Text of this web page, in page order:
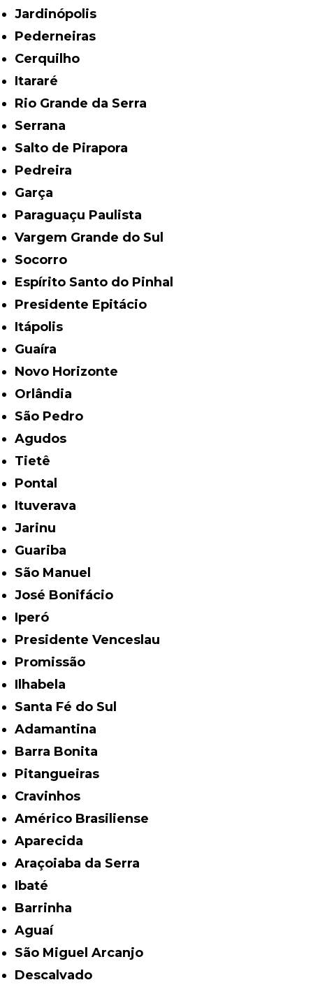
Jardinópolis
Pederneiras
Cerquilho
Itararé
Rio Grande da Serra
Serrana
Salto de Pirapora
Pedreira
Garça
Paraguaçu Paulista
Vargem Grande do Sul
Socorro
Espírito Santo do Pinhal
Presidente Epitácio
Itápolis
Guaíra
Novo Horizonte
Orlândia
São Pedro
Agudos
Tietê
Pontal
Ituverava
Jarinu
Guariba
São Manuel
José Bonifácio
Iperó
Presidente Venceslau
Promissão
Ilhabela
Santa Fé do Sul
Adamantina
Barra Bonita
Pitangueiras
Cravinhos
Américo Brasiliense
Aparecida
Araçoiaba da Serra
Ibaté
Barrinha
Aguaí
São Miguel Arcanjo
Descalvado